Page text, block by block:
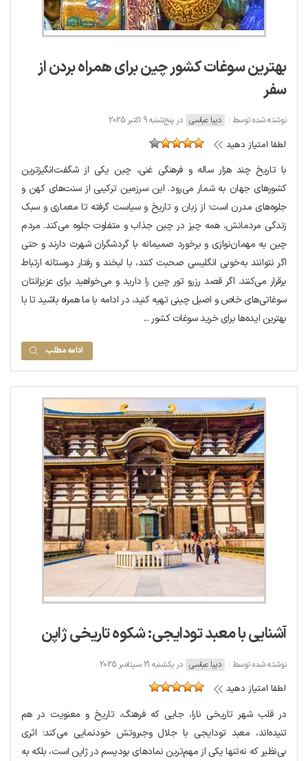
بهترین سوغات کشور چین برای همراه بردن از
سفر
نوشته شده توسط : دیبا عباسی در پنج‌شنبه 9 اکتبر 2025
لطفا امتیاز دهید
با تاریخ چند هزار ساله و فرهنگی غنی، چین یکی از شگفت‌انگیزترین
کشورهای جهان به شمار می‌رود. این سرزمین ترکیبی از سنت‌های کهن و
جلوه‌های مدرن است؛ از زبان و تاریخ و سیاست گرفته تا معماری و سبک
زندگی مردمانش، همه چیز در چین جذاب و متفاوت جلوه می‌کند. مردم
چین به مهمان‌نوازی و برخورد صمیمانه با گردشگران شهرت دارند و حتی
اگر نتوانند به‌خوبی انگلیسی صحبت کنند، با لبخند و رفتار دوستانه ارتباط
برقرار می‌کنند. اگر قصد رزرو تور چین را دارید و می‌خواهید برای عزیزانتان
سوغاتی‌های خاص و اصیل چینی تهیه کنید، در ادامه با ما همراه باشید تا با
بهترین ایده‌ها برای خرید سوغات کشور ...
ادامه مطلب
آشنایی با معبد تودایجی: شکوه تاریخی ژاپن
نوشته شده توسط : دیبا عباسی در یکشنبه 21 سپتامبر 2025
لطفا امتیاز دهید
در قلب شهر تاریخی نارا، جایی که فرهنگ، تاریخ و معنویت در هم
تنیده‌اند، معبد تودایجی با جلال وجبروتش خودنمایی می‌کند؛ اثری
بی‌نظیر که نه‌تنها یکی از مهم‌ترین نمادهای بودیسم در ژاپن است، بلکه به